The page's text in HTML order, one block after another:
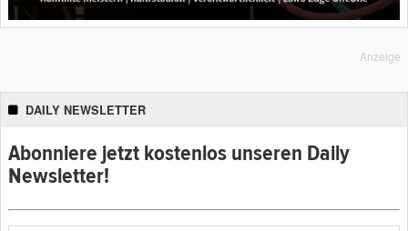
Anzeige
DAILY NEWSLETTER
Abonniere jetzt kostenlos unseren Daily
Newsletter!